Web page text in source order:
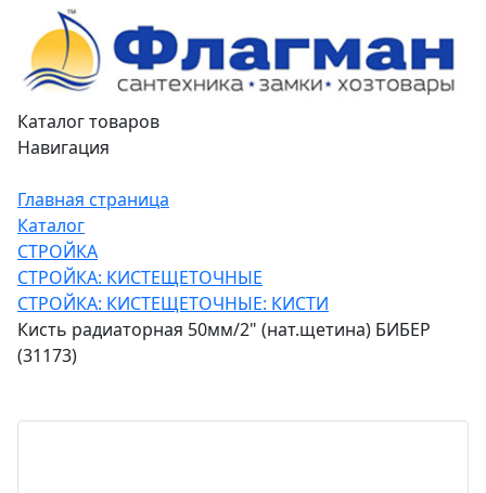
Каталог товаров
Навигация
Главная страница
Каталог
СТРОЙКА
СТРОЙКА: КИСТЕЩЕТОЧНЫЕ
СТРОЙКА: КИСТЕЩЕТОЧНЫЕ: КИСТИ
Кисть радиаторная 50мм/2" (нат.щетина) БИБЕР
(31173)